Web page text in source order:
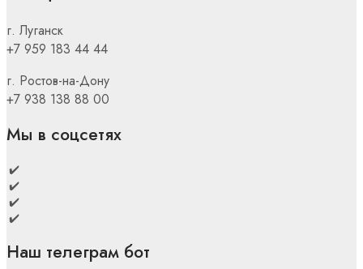
г. Луганск
+7 959 183 44 44
г. Ростов-на-Дону
+7 938 138 88 00
Мы в соцсетях
Наш телеграм бот